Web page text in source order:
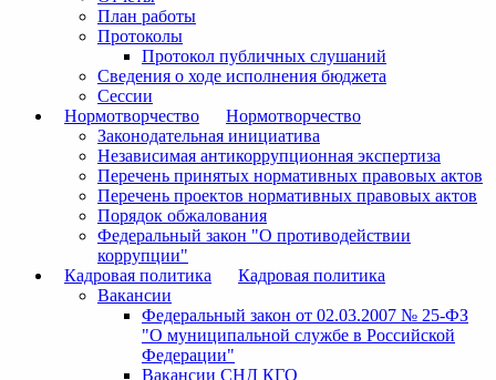
План работы
Протоколы
Протокол публичных слушаний
Сведения о ходе исполнения бюджета
Сессии
Нормотворчество
Нормотворчество
Законодательная инициатива
Независимая антикоррупционная экспертиза
Перечень принятых нормативных правовых актов
Перечень проектов нормативных правовых актов
Порядок обжалования
Федеральный закон "О противодействии
коррупции"
Кадровая политика
Кадровая политика
Вакансии
Федеральный закон от 02.03.2007 № 25-ФЗ
"О муниципальной службе в Российской
Федерации"
Вакансии СНД КГО